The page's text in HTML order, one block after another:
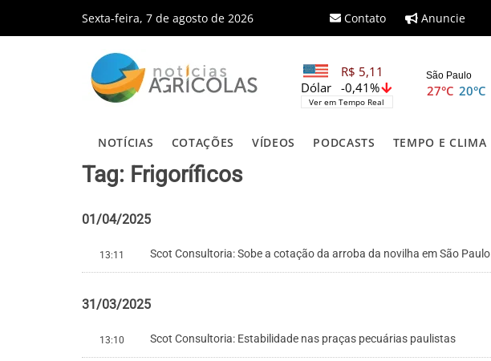
Sexta-feira, 7 de agosto de 2026 Contato Anuncie
R$ 5,11
-0,41%
Dólar
Ver em Tempo Real
27°C 20°C
NOTÍCIAS COTAÇÕES VÍDEOS PODCASTS TEMPO E CLIMA
Tag: Frigoríficos
01/04/2025
13:11 Scot Consultoria: Sobe a cotação da arroba da novilha em São Paulo
31/03/2025
13:10 Scot Consultoria: Estabilidade nas praças pecuárias paulistas